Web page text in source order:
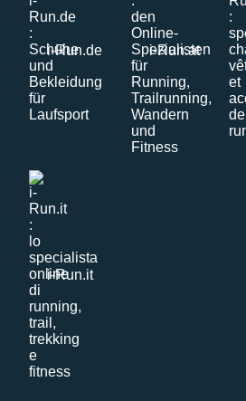
i-Run.de i-Run.at
i-Run.it